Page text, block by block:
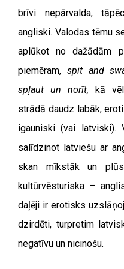
brīvi nepārvalda,
angliski. Valodas tēmu
aplūkot no dažādām
piemēram, spit and
spļaut un norīt, kā
strādā daudz labāk,
igauniski (vai
salīdzinot latviešu ar
skan mīkstāk un
kultūrvēsturiska –
daļēji ir erotisks
dzirdēti, turpretim
negatīvu un nicinošu.